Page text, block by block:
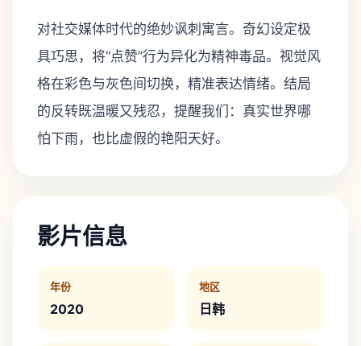
对社交媒体时代的绝妙讽刺寓言。奇幻设定极
具巧思，将“点赞”行为异化为精神毒品。视觉风
格在彩色与灰色间切换，精准表达情绪。结局
的反转既温暖又残忍，提醒我们：真实世界哪
怕下雨，也比虚假的艳阳天好。
影片信息
年份
2020
地区
日韩